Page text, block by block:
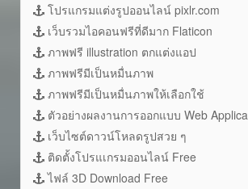
โปรแกรมแต่งรูปออนไลน์ pixlr.com
เว็บรวมไอคอนฟรีที่ดีมาก Flaticon
ภาพฟรี illustration ตกแต่งแอป
ภาพฟรีมีเป็นหมื่นภาพ
ภาพฟรีมีเป็นหมื่นภาพให้เลือกใช้
ตัวอย่างผลงานการออกแบบ Web
เว็บไซต์ดาวน์โหลดรูปสวย ๆ
ติดตั้งโปรแเกรมออนไลน์ Free
ไฟล์ 3D Download Free